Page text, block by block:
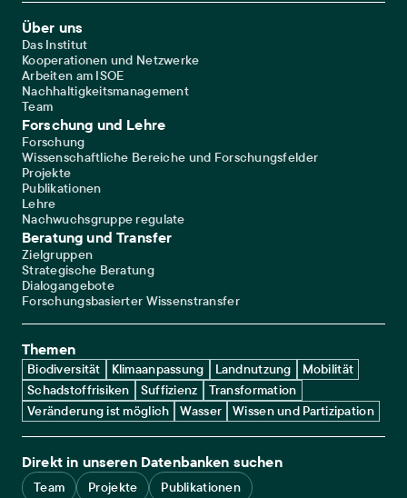
Footer Main Navigation
Über uns
Das Institut
Kooperationen und Netzwerke
Arbeiten am ISOE
Nachhaltigkeitsmanagement
Team
Forschung und Lehre
Forschung
Wissenschaftliche Bereiche und Forschungsfelder
Projekte
Publikationen
Lehre
Nachwuchsgruppe regulate
Beratung und Transfer
Zielgruppen
Strategische Beratung
Dialogangebote
Forschungsbasierter Wissenstransfer
Themen
Biodiversität Klimaanpassung Landnutzung
Mobilität
Schadstoffrisiken
Suffizienz
Transformation
Veränderung ist möglich
Wasser Wissen und Partizipation
Direkt in unseren Datenbanken suchen
Team Projekte Publikationen